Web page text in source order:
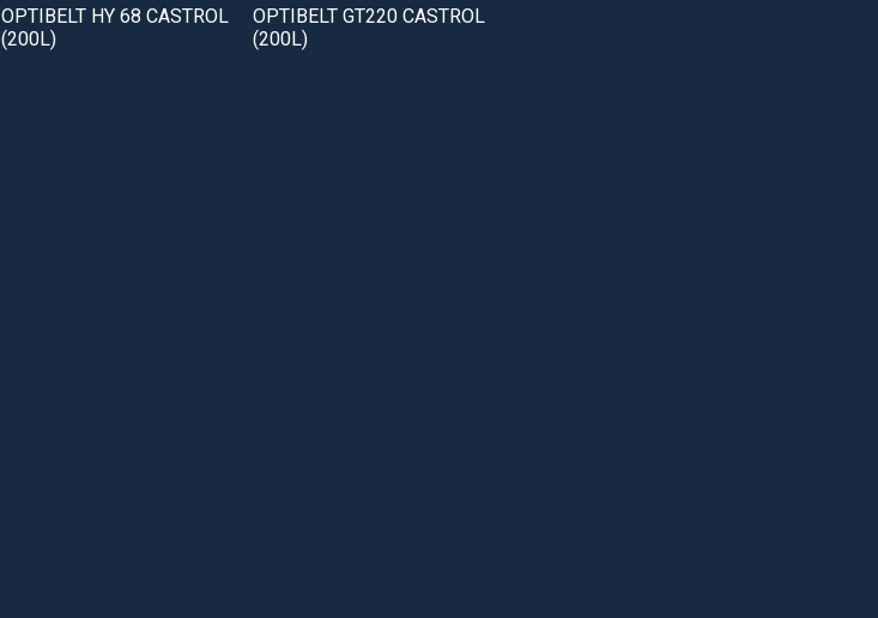
OPTIBELT HY 68 CASTROL
(200L)
OPTIBELT GT220 CASTROL
(200L)